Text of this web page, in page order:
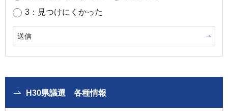
3：見つけにくかった
H30県議選 各種情報